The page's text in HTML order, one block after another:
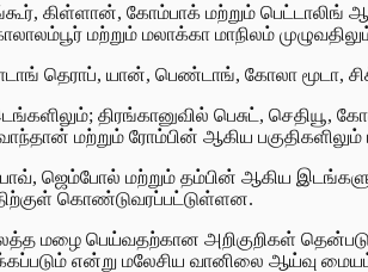
கிள்ளான், கோம்பாக் மற்றும்
மற்றும் மலாக்கா மாநிலம் முழுவதிலும்
தெராப், யான், பெண்டாங், கோலா மூடா,
திரங்கானுவில் பெசுட், செதியூ,
மற்றும் ரோம்பின் ஆகிய
ஜெம்போல் மற்றும் தம்பின் ஆகிய
கொண்டுவரப்பட்டுள்ளன.
பலத்த மழை பெய்வதற்கான அறிகுறிகள்
என்று மலேசிய வானிலை ஆய்வு